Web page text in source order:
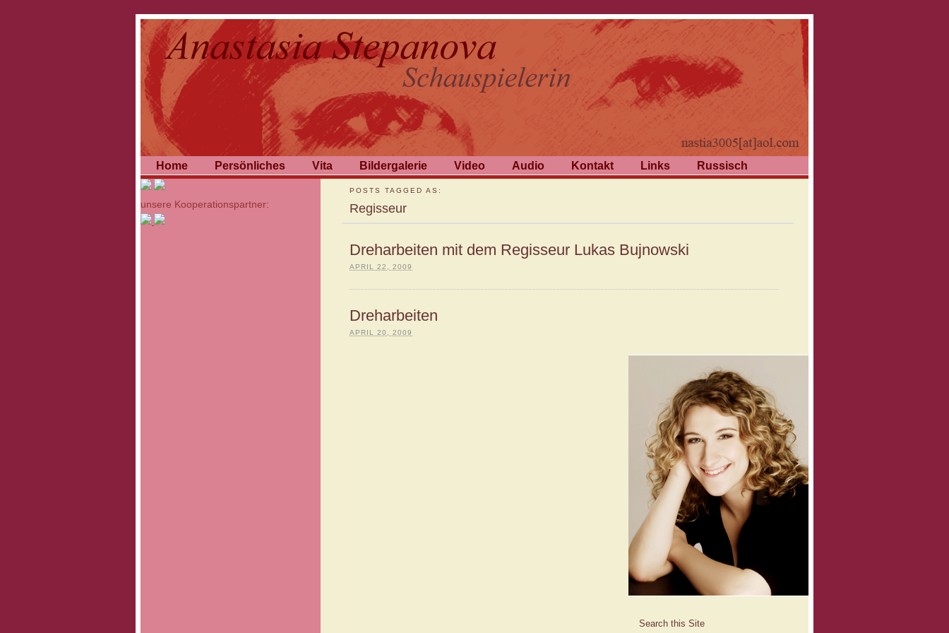
Home Persönliches Vita Bildergalerie Video Audio Kontakt Links Russisch
unsere Kooperationspartner:
POSTS TAGGED AS:
Regisseur
Dreharbeiten mit dem Regisseur Lukas Bujnowski
APRIL 22, 2009
Dreharbeiten
APRIL 20, 2009
Search this Site